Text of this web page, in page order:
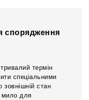
спорядження
термін
спеціальними
стан
мило для